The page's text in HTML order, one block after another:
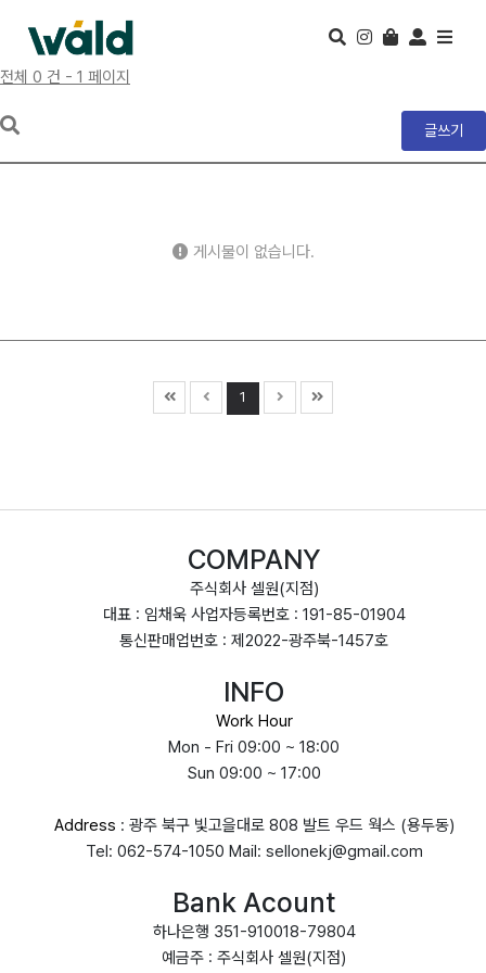
전체 0 건 - 1 페이지
글쓰기
게시물이 없습니다.
1
COMPANY
주식회사 셀원(지점)
대표 : 임채욱 사업자등록번호 : 191-85-01904
통신판매업번호 : 제2022-광주북-1457호
INFO
Work Hour
Mon - Fri 09:00 ~ 18:00
Sun 09:00 ~ 17:00
Address : 광주 북구 빛고을대로 808 발트 우드 웍스 (용두동)
Tel: 062-574-1050 Mail: sellonekj@gmail.com
Bank Acount
하나은행 351-910018-79804
예금주 : 주식회사 셀원(지점)